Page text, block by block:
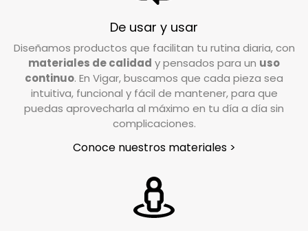
Si tu pedido está dentro del plazo establecido
(15 días hábiles), puedes efectuar la devolución
poniéndote en contacto con nuestro servicio
de Atención al Cliente. Escríbenos a
info@vigar.com, y estaremos encantados de
ayudarte.
En un plazo aproximado de 24/48h horas desde
transportista se pondrá en contacto contigo
para coordinar la recogida en el lugar indicado
en el formulario de devoluciones.
¿En qué condiciones debo devolver el pedido?
De usar y usar
Diseñamos productos que facilitan tu rutina diaria, con
materiales de calidad y pensados para un uso
continuo. En Vigar, buscamos que cada pieza sea
intuitiva, funcional y fácil de mantener, para que
puedas aprovecharla al máximo en tu día a día sin
complicaciones.
Conoce nuestros materiales >